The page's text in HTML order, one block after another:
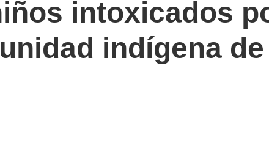
intoxicados
indígena